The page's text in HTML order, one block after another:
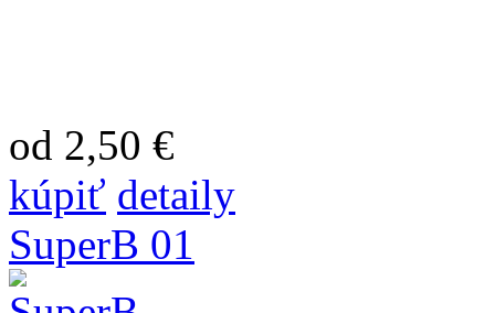
od 2,50 €
kúpiť detaily
SuperB 01